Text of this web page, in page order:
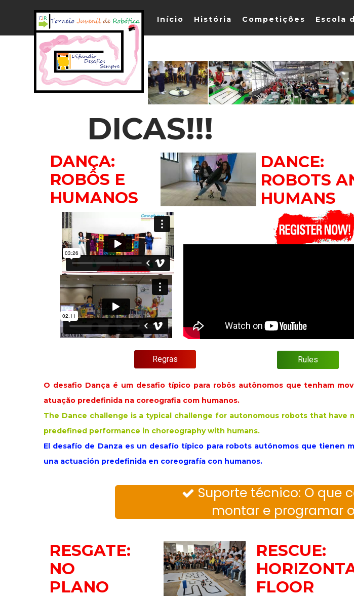
Início História Competições Escola
DICAS!!!
DANÇA:
ROBÔS E
HUMANOS
RESGATE:
NO
PLANO
RESCUE:
FLOOR
O desafio Dança é um desafio típico para robôs autônomos que tenham
atuação predefinida na coreografia com humanos.
The Dance challenge is a typical challenge for autonomous robots that
predefined performance in choreography with humans.
El desafío de Danza es un desafío típico para robots autónomos que tienen
una actuación predefinida en coreografía con humanos.
DANCE:
ROBOTS
HUMANS
 Suporte técnico: O que
montar e programar
Regras Rules